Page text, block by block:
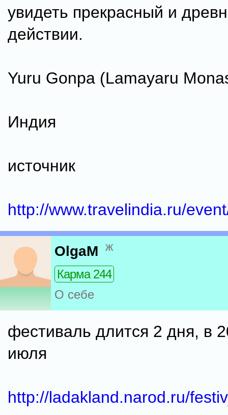
увидеть прекрасный и
действии.
Yuru Gonpa (Lamayaru
Индия
источник
http://www.travelindia.ru/
OlgaM ж
Карма 244
О себе
фестиваль длится 2 дня, в
июля
http://ladakland.narod.ru/